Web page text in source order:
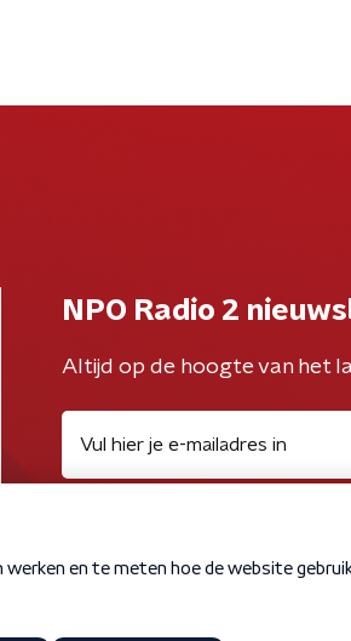
NPO Radio 2
Altijd op de hoogte van het